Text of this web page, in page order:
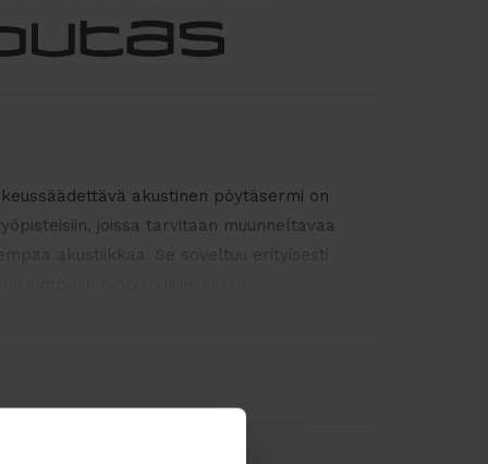
akustinen pöytäsermi on
joissa tarvitaan muunneltavaa
mikä mahdollistaa työpisteen